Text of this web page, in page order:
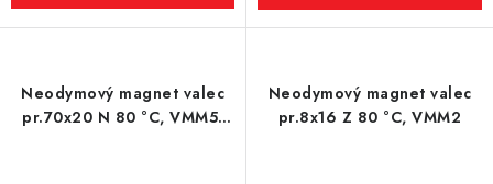
Neodymový magnet valec
pr.70x20 N 80 °C, VMM5-
Neodymový magnet valec
pr.8x16 Z 80 °C, VMM2